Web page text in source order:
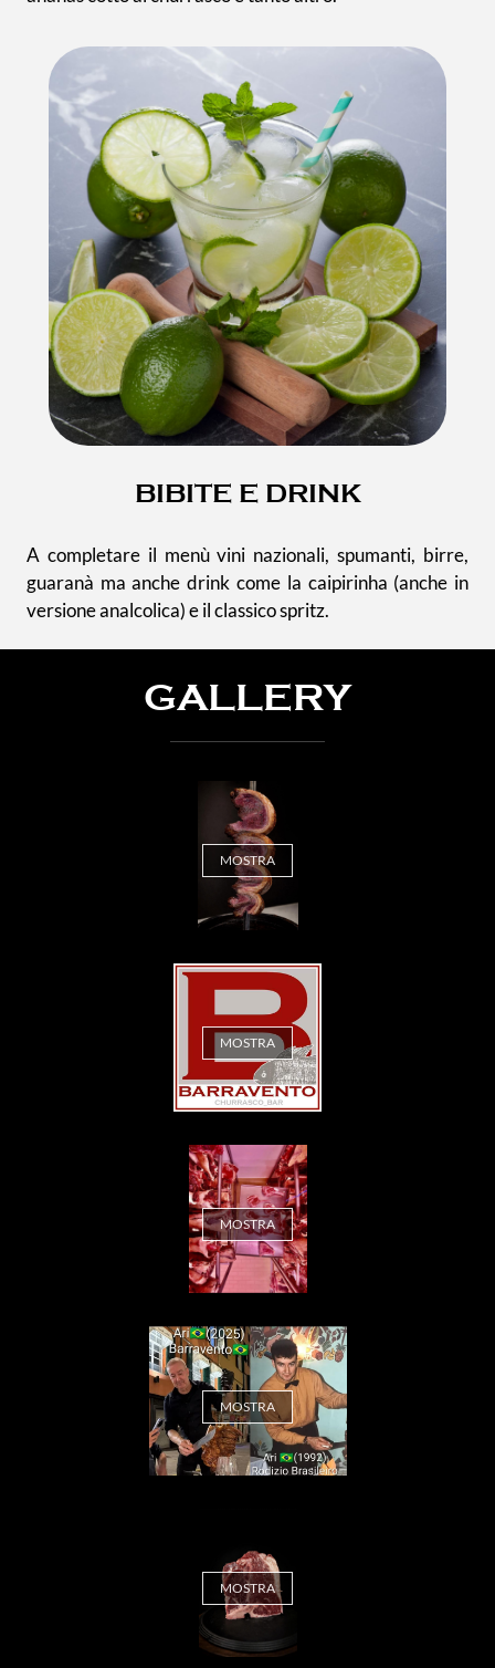
BIBITE E DRINK
A completare il menù vini nazionali, spumanti, birre,
guaranà ma anche drink come la caipirinha (anche in
versione analcolica) e il classico spritz.
GALLERY
MOSTRA
MOSTRA
MOSTRA
MOSTRA
MOSTRA